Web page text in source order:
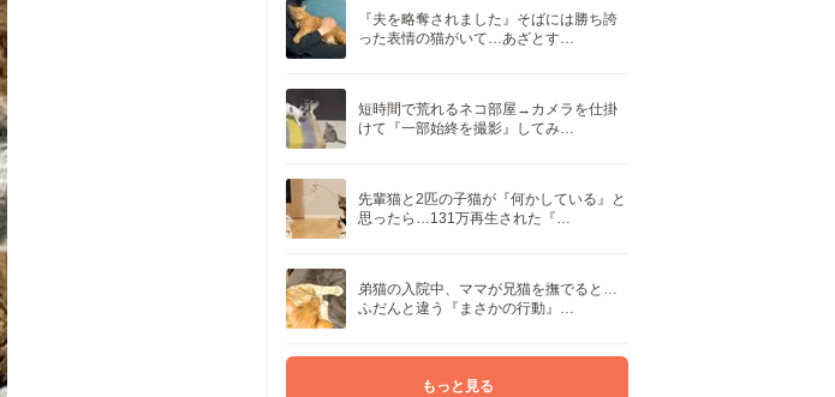
『夫を略奪されました』そばには勝ち誇
った表情の猫がいて…あざとす…
短時間で荒れるネコ部屋→カメラを仕掛
けて『一部始終を撮影』してみ…
先輩猫と2匹の子猫が『何かしている』と
思ったら…131万再生された『…
弟猫の入院中、ママが兄猫を撫でると…
ふだんと違う『まさかの行動』…
もっと見る